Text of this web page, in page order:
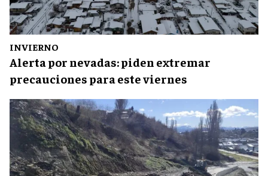
INVIERNO
Alerta por nevadas: piden extremar
precauciones para este viernes